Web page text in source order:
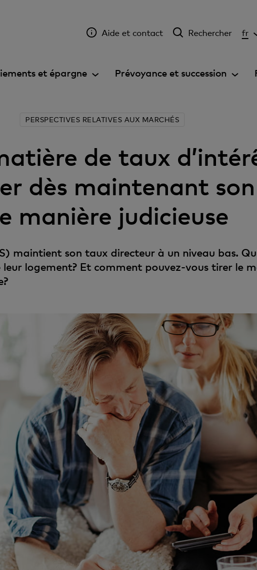
Aide et contact Rechercher fr
et épargne Prévoyance et succession
PERSPECTIVES RELATIVES AUX MARCHÉS
de taux
dès maintenant son
manière judicieuse
maintient son taux directeur à un niveau bas.
logement? Et comment pouvez-vous tirer le